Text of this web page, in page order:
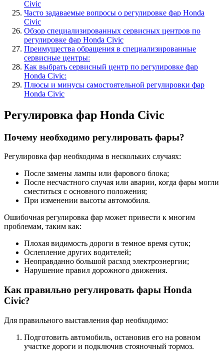
Civic
Часто задаваемые вопросы о регулировке фар Honda
Civic
Обзор специализированных сервисных центров по
регулировке фар Honda Civic
Преимущества обращения в специализированные
сервисные центры:
Как выбрать сервисный центр по регулировке фар
Honda Civic:
Плюсы и минусы самостоятельной регулировки фар
Honda Civic
Регулировка фар Honda Civic
Почему необходимо регулировать фары?
Регулировка фар необходима в нескольких случаях:
После замены лампы или фарового блока;
После несчастного случая или аварии, когда фары могли
сместиться с основного положения;
При изменении высоты автомобиля.
Ошибочная регулировка фар может привести к многим
проблемам, таким как:
Плохая видимость дороги в темное время суток;
Ослепление других водителей;
Неоправданно большой расход электроэнергии;
Нарушение правил дорожного движения.
Как правильно регулировать фары Honda
Civic?
Для правильного выставления фар необходимо:
Подготовить автомобиль, остановив его на ровном
участке дороги и подключив стояночный тормоз.